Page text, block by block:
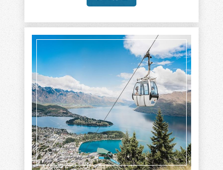
詳細行程